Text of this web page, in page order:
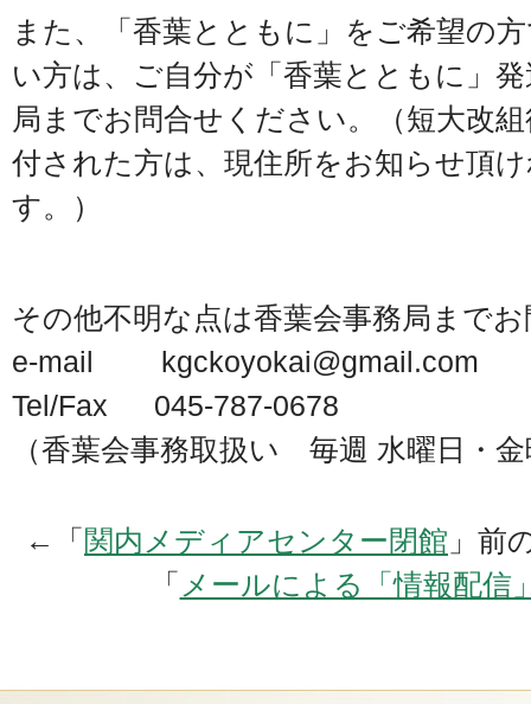
また、「香葉とともに」をご希望の
い方は、ご自分が「香葉とともに」
局までお問合せください。（短大改
付された方は、現住所をお知らせ頂
す。）
その他不明な点は香葉会事務局まで
e-mail kgckoyokai@gmail.com
Tel/Fax 045-787-0678
（香葉会事務取扱い 毎週 水曜日・
←「 関内メディアセンター閉館 」
「 メールによる「情報配信